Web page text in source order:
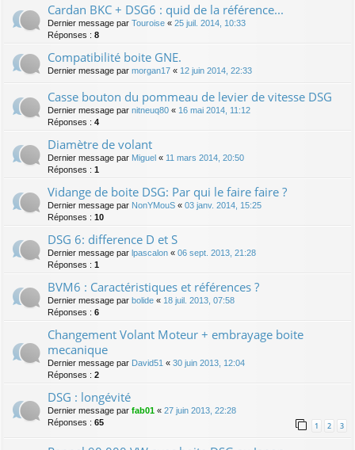
Cardan BKC + DSG6 : quid de la référence...
Dernier message par Touroise « 25 juil. 2014, 10:33
Réponses : 8
Compatibilité boite GNE.
Dernier message par morgan17 « 12 juin 2014, 22:33
Casse bouton du pommeau de levier de vitesse DSG
Dernier message par nitneuq80 « 16 mai 2014, 11:12
Réponses : 4
Diamètre de volant
Dernier message par Miguel « 11 mars 2014, 20:50
Réponses : 1
Vidange de boite DSG: Par qui le faire faire ?
Dernier message par NonYMouS « 03 janv. 2014, 15:25
Réponses : 10
DSG 6: difference D et S
Dernier message par lpascalon « 06 sept. 2013, 21:28
Réponses : 1
BVM6 : Caractéristiques et références ?
Dernier message par bolide « 18 juil. 2013, 07:58
Réponses : 6
Changement Volant Moteur + embrayage boite
mecanique
Dernier message par David51 « 30 juin 2013, 12:04
Réponses : 2
DSG : longévité
Dernier message par fab01 « 27 juin 2013, 22:28
Réponses : 65 1 2 3